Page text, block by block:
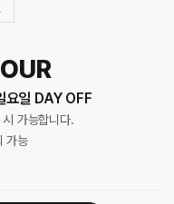
요일 DAY OFF
가능합니다.
가능